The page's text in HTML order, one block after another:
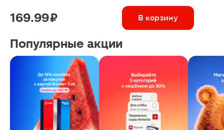
169.99 ₽ В корзину
Популярные акции